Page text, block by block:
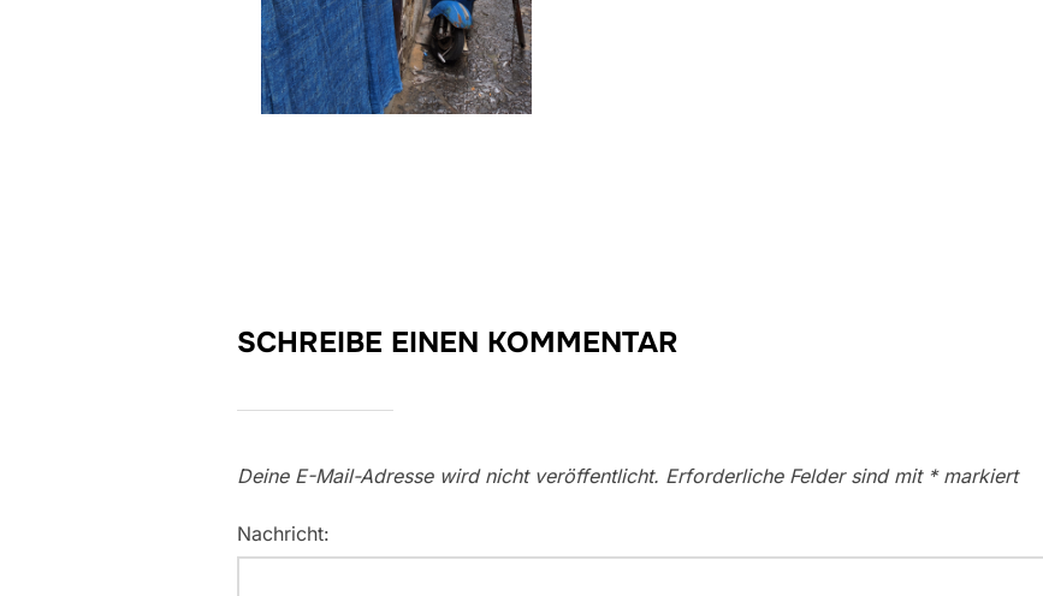
SCHREIBE EINEN KOMMENTAR
Deine E-Mail-Adresse wird nicht veröffentlicht. Erforderliche Felder sind mit *markiert
Nachricht: